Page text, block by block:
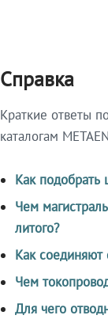
Справка
Краткие ответы
каталогам
Как подобрать
Чем
литого?
Как
Чем
Для чего